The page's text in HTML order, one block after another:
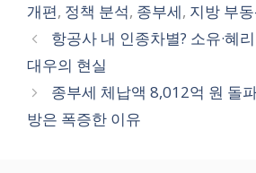
개편, 정책 분석, 종부세, 지방 부
항공사 내 인종차별? 소유·혜
대우의 현실
종부세 체납액 8,012억 원 돌
방은 폭증한 이유